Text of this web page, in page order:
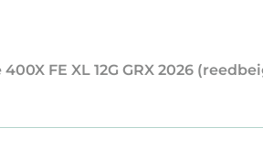
FE XL 12G GRX 2026